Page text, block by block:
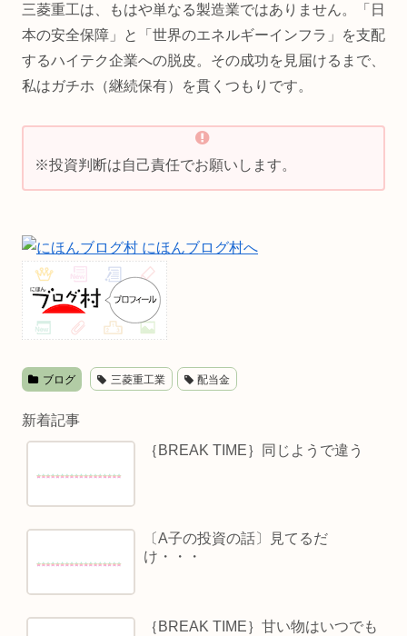
三菱重工は、もはや単なる製造業ではありません。「日
本の安全保障」と「世界のエネルギーインフラ」を支配
するハイテク企業への脱皮。その成功を見届けるまで、
私はガチホ（継続保有）を貫くつもりです。
※投資判断は自己責任でお願いします。
ブログ 三菱重工業 配当金
新着記事
｛BREAK TIME｝同じようで違う
〔A子の投資の話〕見てるだ
け・・・
｛BREAK TIME｝甘い物はいつでも